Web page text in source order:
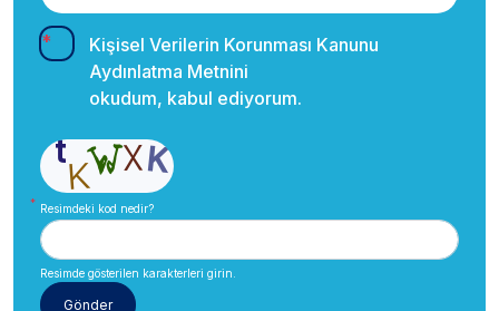
Kişisel Verilerin Korunması Kanunu
Aydınlatma Metnini
okudum, kabul ediyorum.
Resimdeki kod nedir?
Resimde gösterilen karakterleri girin.